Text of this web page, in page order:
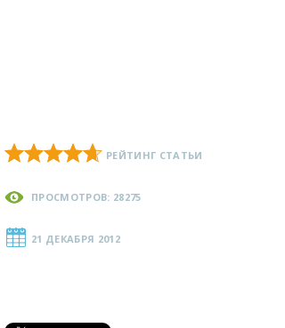
РЕЙТИНГ СТАТЬИ
ПРОСМОТРОВ: 28275
21 ДЕКАБРЯ 2012